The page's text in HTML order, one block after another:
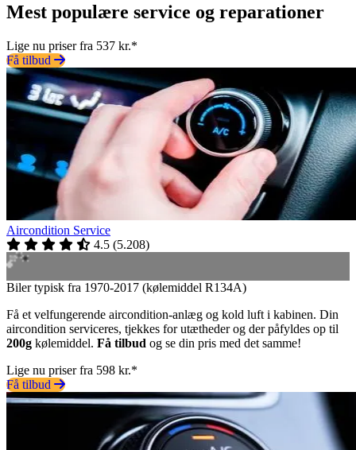
Mest populære service og reparationer
Lige nu priser fra 537 kr.*
Få tilbud
Aircondition Service
4.5 (5.208)
Biler typisk fra 1970-2017 (kølemiddel R134A)
Få et velfungerende aircondition-anlæg og kold luft i kabinen. Din
aircondition serviceres, tjekkes for utætheder og der påfyldes op til
200g kølemiddel. Få tilbud og se din pris med det samme!
Lige nu priser fra 598 kr.*
Få tilbud